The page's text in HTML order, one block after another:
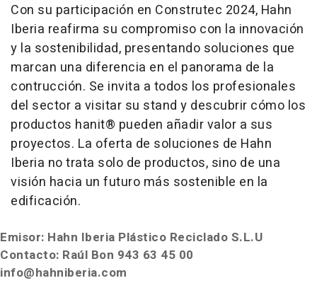
Con su participación en Construtec 2024, Hahn
Iberia reafirma su compromiso con la innovación
y la sostenibilidad, presentando soluciones que
marcan una diferencia en el panorama de la
contrucción. Se invita a todos los profesionales
del sector a visitar su stand y descubrir cómo los
productos hanit® pueden añadir valor a sus
proyectos. La oferta de soluciones de Hahn
Iberia no trata solo de productos, sino de una
visión hacia un futuro más sostenible en la
edificación.
Emisor: Hahn Iberia Plástico Reciclado S.L.U
Contacto: Raúl Bon 943 63 45 00
info@hahniberia.com